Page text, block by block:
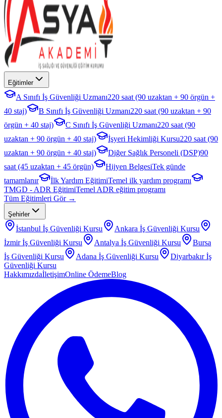
Eğitimler
A Sınıfı İş Güvenliği Uzmanı220 saat (90 uzaktan + 90 örgün +
40 staj)
B Sınıfı İş Güvenliği Uzmanı220 saat (90 uzaktan + 90
örgün + 40 staj)
C Sınıfı İş Güvenliği Uzmanı220 saat (90
uzaktan + 90 örgün + 40 staj)
İşyeri Hekimliği Kursu220 saat (90
uzaktan + 90 örgün + 40 staj)
Diğer Sağlık Personeli (DSP)90
saat (45 uzaktan + 45 örgün)
Hijyen BelgesiTek günde
tamamlanır
İlk Yardım EğitimiTemel ilk yardım programı
TMGD - ADR EğitimiTemel ADR eğitim programı
Tüm Eğitimleri Gör →
Şehirler
İstanbul İş Güvenliği Kursu Ankara İş Güvenliği Kursu
İzmirİş Güvenliği Kursu Antalya İş Güvenliği Kursu
Bursa
İş Güvenliği Kursu
Adana İş Güvenliği Kursu Diyarbakırİş
Güvenliği Kursu
HakkımızdaİletişimOnline ÖdemeBlog